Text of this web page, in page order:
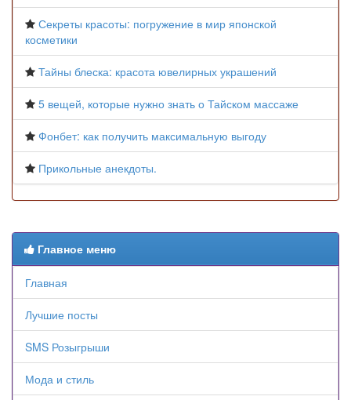
Секреты красоты: погружение в мир японской
косметики
Тайны блеска: красота ювелирных украшений
5 вещей, которые нужно знать о Тайском массаже
Фонбет: как получить максимальную выгоду
Прикольные анекдоты.
Главное меню
Главная
Лучшие посты
SMS Розыгрыши
Мода и стиль